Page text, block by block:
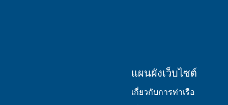
แผนผังเว็บไซต์
เกี่ยวกับการท่าเรือ